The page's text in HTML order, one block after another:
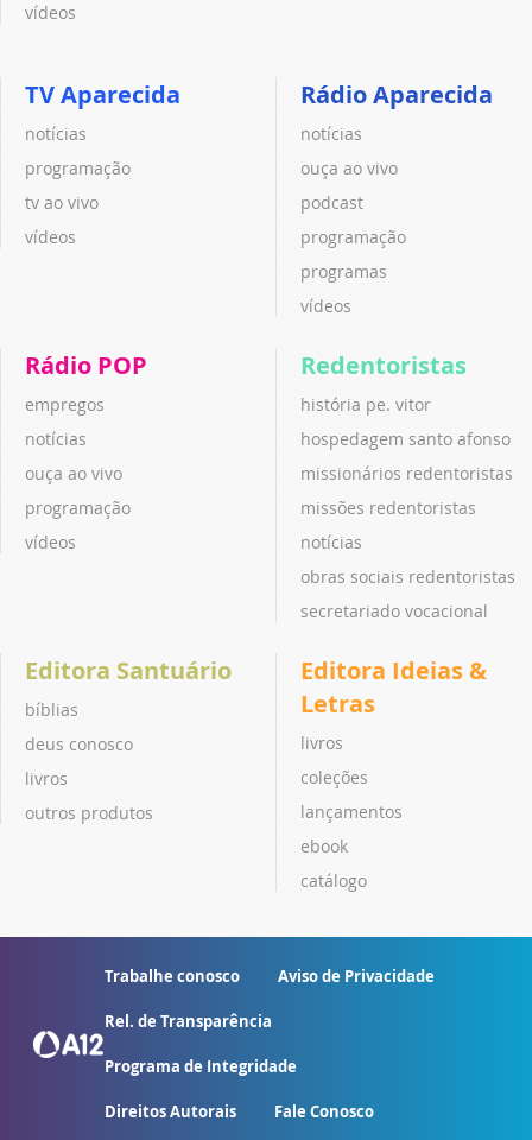
vídeos
TV Aparecida
notícias
programação
tv ao vivo
vídeos
Rádio Aparecida
notícias
ouça ao vivo
podcast
programação
programas
vídeos
Rádio POP
empregos
notícias
ouça ao vivo
programação
vídeos
Redentoristas
história pe. vitor
hospedagem santo afonso
missionários redentoristas
missões redentoristas
notícias
obras sociais redentoristas
secretariado vocacional
Editora Santuário
bíblias
deus conosco
livros
outros produtos
Editora Ideias &
Letras
livros
coleções
lançamentos
ebook
catálogo
Trabalhe conosco Aviso de Privacidade
Rel. de Transparência
Programa de Integridade
Direitos Autorais Fale Conosco